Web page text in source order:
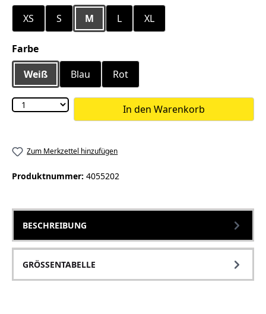
XS
S M L XL
Farbeauswählen
Weiß
Blau Rot
In den Warenkorb
Zum Merkzettel hinzufügen
Produktnummer: 4055202
BESCHREIBUNG
GRÖSSENTABELLE